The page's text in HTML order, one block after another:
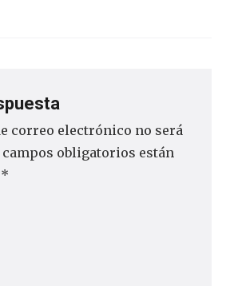
correo electrónico no será
campos obligatorios están
*